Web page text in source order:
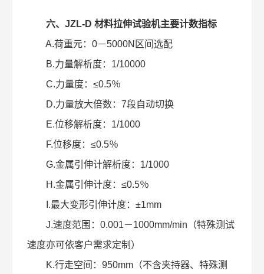
六、JZL-D 材料拉伸试验机主要计数指标
A.荷重元：0－5000N区间选配
B.力量解析度：1/10000
C.力量度：≤0.5％
D.力量放大倍数：7段自动切换
E.位移解析度：1/1000
F.位移度：≤0.5％
G.金属引伸计解析度：1/1000
H.金属引伸计度：≤0.5％
I.最大变形引伸计度：±1mm
J.速度范围：0.001－1000mm/min（特殊测试
速度亦可依客户需求定制）
K.行走空间：950mm（不含夹持器、特殊测